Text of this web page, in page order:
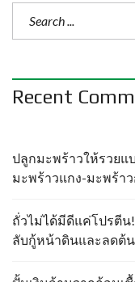
Recent
ปลูกมะพร้าวให้รวยแ
มะพร้าวแกง-มะพร้า
ถั่วไม่ได้มีดีแค่โปรตีน!
ลับกู้หน้าดินและลดต้